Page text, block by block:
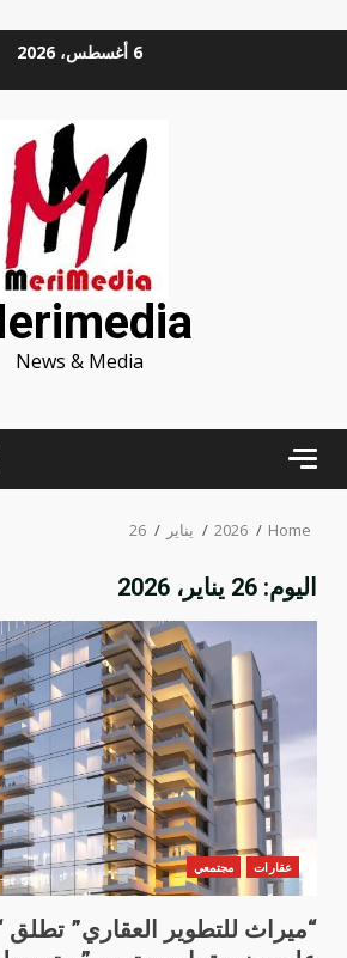
6 أغسطس، 2026
News & Media
Home
2026 يناير 26
اليوم: 26 يناير، 2026
عقارات مجتمعي
“ميراث للتطوير العقاري” تطلق